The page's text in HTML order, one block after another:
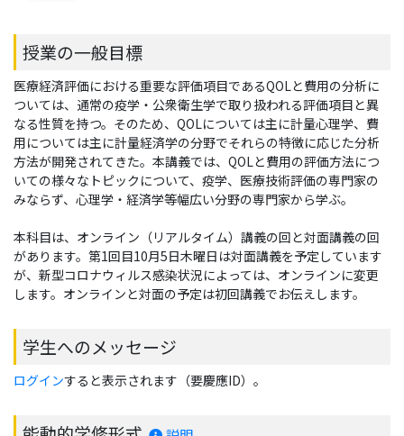
授業の一般目標
医療経済評価における重要な評価項目であるQOLと費用の分析に
ついては、通常の疫学・公衆衛生学で取り扱われる評価項目と異
なる性質を持つ。そのため、QOLについては主に計量心理学、費
用については主に計量経済学の分野でそれらの特徴に応じた分析
方法が開発されてきた。本講義では、QOLと費用の評価方法につ
いての様々なトピックについて、疫学、医療技術評価の専門家の
みならず、心理学・経済学等幅広い分野の専門家から学ぶ。
本科目は、オンライン（リアルタイム）講義の回と対面講義の回
があります。第1回目10月5日木曜日は対面講義を予定しています
が、新型コロナウィルス感染状況によっては、オンラインに変更
します。オンラインと対面の予定は初回講義でお伝えします。
学生へのメッセージ
ログインすると表示されます（要慶應ID）。